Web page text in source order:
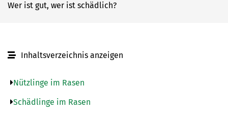
Wer ist gut, wer ist schädlich?
Inhaltsverzeichnis anzeigen
Nützlinge im Rasen
Schädlinge im Rasen